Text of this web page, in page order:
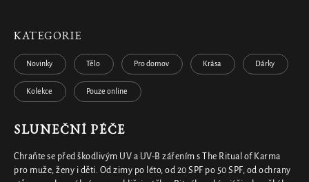
KATEGORIE
Novinky Tělo Pro domov Krása Dárky
Kolekce Pouze online
SLUNEČNÍ PÉČE
Chraňte se před škodlivým UV a UV-B zářením s The Ritual of Karma
pro muže, ženy i děti. Od zimy po léto, od 20 SPF po 50 SPF, od ochrany